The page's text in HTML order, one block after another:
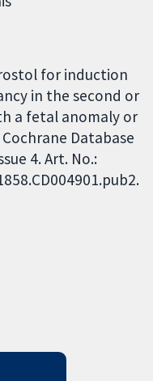
for induction
in the second or
a fetal anomaly or
Database
4. Art. No.: